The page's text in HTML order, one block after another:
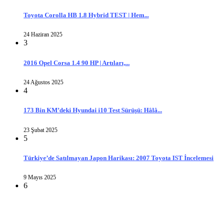
Toyota Corolla HB 1.8 Hybrid TEST | Hem...
24 Haziran 2025
3
2016 Opel Corsa 1.4 90 HP | Artıları,...
24 Ağustos 2025
4
173 Bin KM’deki Hyundai i10 Test Sürüşü: Hâlâ...
23 Şubat 2025
5
Türkiye’de Satılmayan Japon Harikası: 2007 Toyota IST İncelemesi
9 Mayıs 2025
6